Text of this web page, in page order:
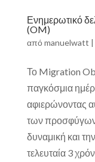
Ενημερωτικό
(OM)
απόmanuelwatt |
Το Migration
παγκόσμια
αφιερώνοντας
των
δυναμική και
τελευταία 3